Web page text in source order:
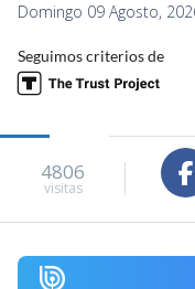
Domingo 09 Agosto,
Seguimos criterios de
4806
visitas